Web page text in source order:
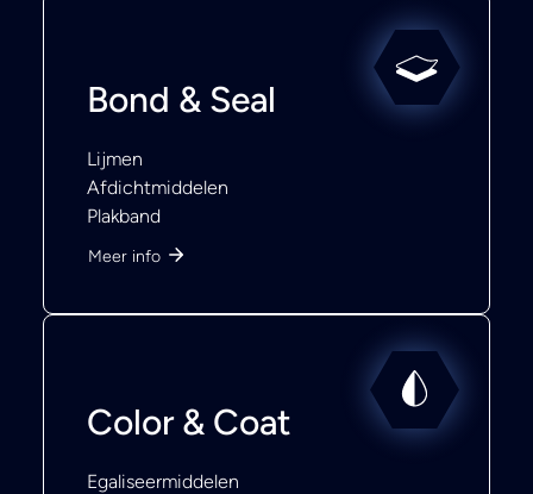
Bond & Seal
Lijmen
Afdichtmiddelen
Plakband
Meer info
Color & Coat
Egaliseermiddelen